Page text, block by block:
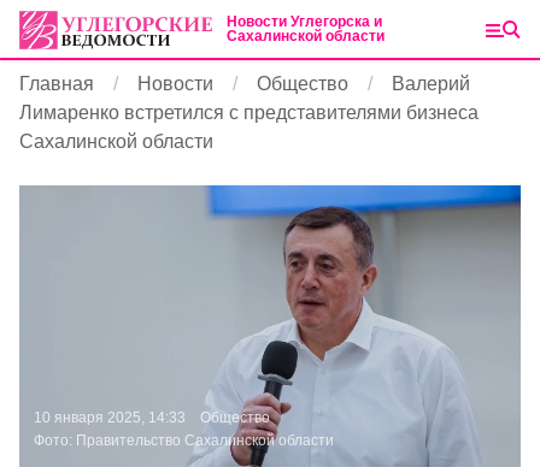
Новости Углегорска и
Сахалинской области
Главная Новости Общество
Валерий
Лимаренко встретился с представителями бизнеса
Сахалинской области
10 января 2025, 14:33
Общество
Фото: Правительство Сахалинской области